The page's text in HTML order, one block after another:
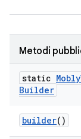
Metodi
static Mobly
Builder
builder()